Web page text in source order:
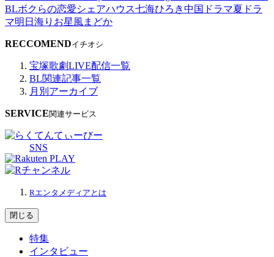
BLボクらの恋愛シェアハウス七海ひろき中国ドラマ夏ドラ
マ明日海りお星風まどか
RECCOMENDイチオシ
宝塚歌劇LIVE配信一覧
BL関連記事一覧
月別アーカイブ
SERVICE関連サービス
SNS
Rエンタメディアとは
閉じる
特集
インタビュー